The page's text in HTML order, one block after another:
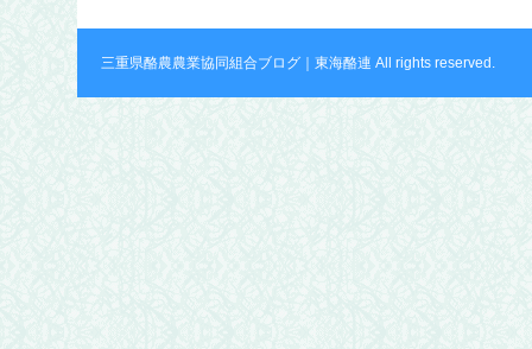
三重県酪農農業協同組合ブログ｜東海酪連 All rights reserved.